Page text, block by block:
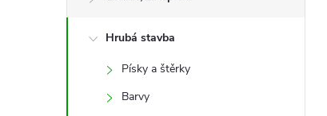
Hrubá stavba
Písky a štěrky
Barvy